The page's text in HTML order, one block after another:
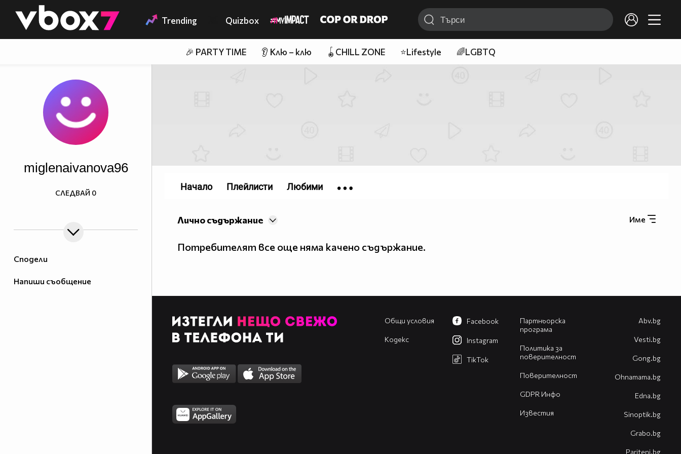
👾 Trending Quizbox
🎉 PARTY TIME 👂 Клю – клю 🪀CHILL ZONE ⭐Lifestyle 🌈LGBTQ
Сподели
Напиши съобщение
miglenaivanova96
СЛЕДВАЙ 0
Име
Лично съдържание
Потребителят все още няма качено съдържание.
Начало Плейлисти Любими
Общи условия
Кодекс
Партньорска
програма
Политика за
поверителност
Поверителност
GDPR Инфо
Известия
Facebook
Instagram
TikTok
Abv.bg
Vesti.bg
Gong.bg
Оhnamama.bg
Edna.bg
Sinoptik.bg
Grabo.bg
Pariteni.bg